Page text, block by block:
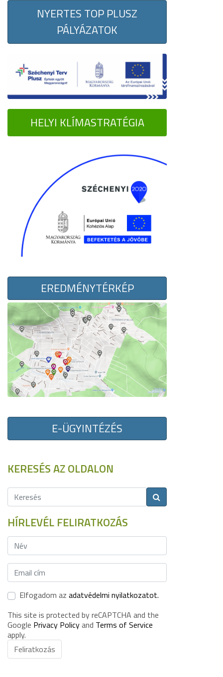
NYERTES TOP PLUSZ
PÁLYÁZATOK
HELYI KLÍMASTRATÉGIA
EREDMÉNYTÉRKÉP
E-ÜGYINTÉZÉS
KERESÉS AZ OLDALON
HÍRLEVÉL FELIRATKOZÁS
Elfogadom az adatvédelmi nyilatkozatot.
This site is protected by reCAPTCHA and the
Google Privacy Policyand Terms of Service
apply.
Feliratkozás